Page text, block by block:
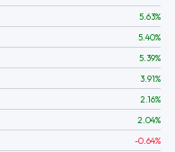
5.63%
5.40%
5.39%
3.91%
2.16%
2.04%
-0.64%